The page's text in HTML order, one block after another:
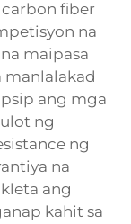
fiber
na
maipasa
manlalakad
ang mga
ng
ng
na
ang
kahit sa